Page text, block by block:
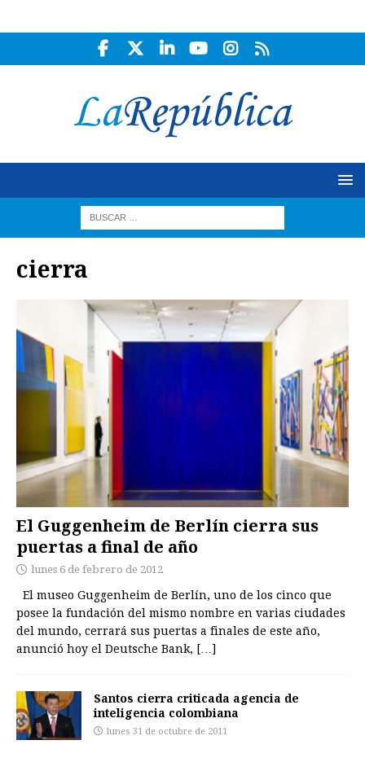
cierra
El Guggenheim de Berlín cierra sus
puertas a final de año
lunes 6 de febrero de 2012
El museo Guggenheim de Berlín, uno de los cinco que
posee la fundación del mismo nombre en varias ciudades
del mundo, cerrará sus puertas a finales de este año,
anunció hoy el Deutsche Bank, […]
Santos cierra criticada agencia de
inteligencia colombiana
lunes 31 de octubre de 2011